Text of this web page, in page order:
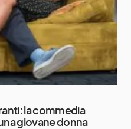
la commedia
giovane donna